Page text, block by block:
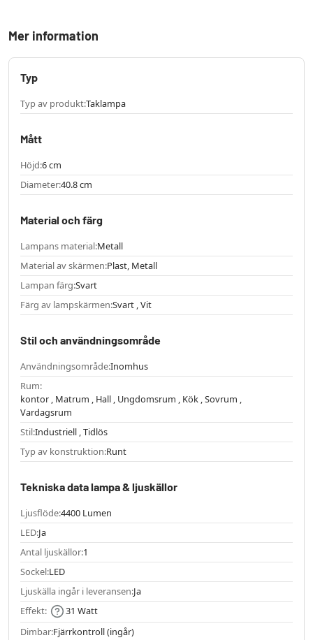
Mer information
Typ
Typ av produkt:Taklampa
Mått
Höjd:6 cm
Diameter:40.8 cm
Material och färg
Lampans material:Metall
Material av skärmen:Plast, Metall
Lampan färg:Svart
Färg av lampskärmen:Svart , Vit
Stil och användningsområde
Användningsområde:Inomhus
Rum:
kontor , Matrum , Hall , Ungdomsrum , Kök , Sovrum ,
Vardagsrum
Stil:Industriell , Tidlös
Typ av konstruktion:Runt
Tekniska data lampa & ljuskällor
Ljusflöde:4400 Lumen
LED:Ja
Antal ljuskällor:1
Sockel:LED
Ljuskälla ingår i leveransen:Ja
Effekt:
31 Watt
Dimbar:Fjärrkontroll (ingår)